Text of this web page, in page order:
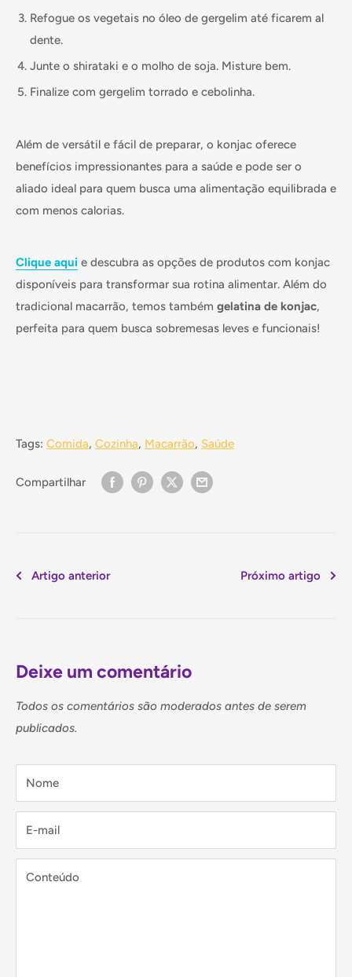
Refogue os vegetais no óleo de gergelim até ficarem al
dente.
Junte o shirataki e o molho de soja. Misture bem.
Finalize com gergelim torrado e cebolinha.
Além de versátil e fácil de preparar, o konjac oferece
benefícios impressionantes para a saúde e pode ser o
aliado ideal para quem busca uma alimentação equilibrada e
com menos calorias.
Clique aqui e descubra as opções de produtos com konjac
disponíveis para transformar sua rotina alimentar. Além do
tradicional macarrão, temos também gelatina de konjac,
perfeita para quem busca sobremesas leves e funcionais!
Tags: Comida, Cozinha, Macarrão, Saúde
Compartilhar
Artigo anterior Próximo artigo
Deixe um comentário
Todos os comentários são moderados antes de serem
publicados.
Nome
E-mail
Conteúdo